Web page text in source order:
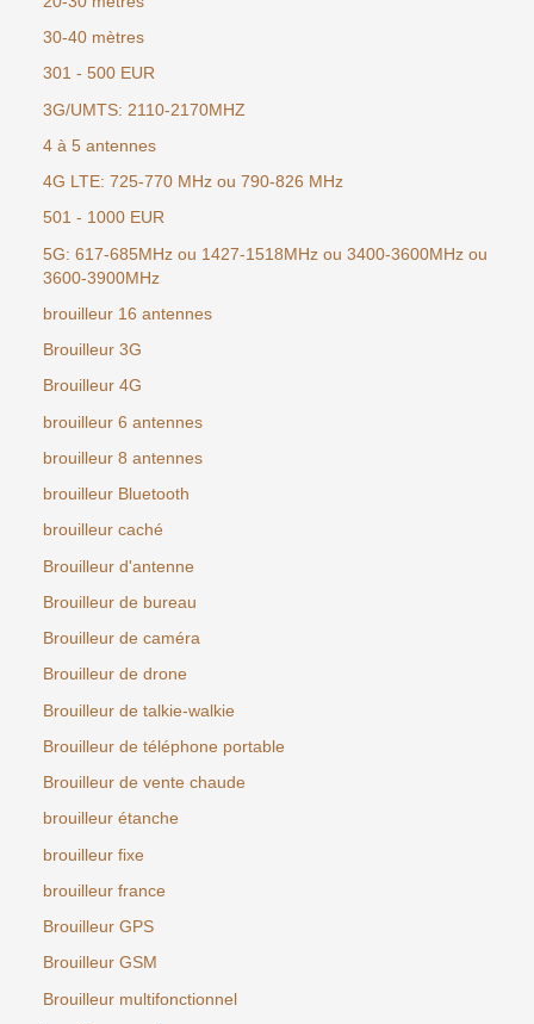
30-40 mètres
301 - 500 EUR
3G/UMTS: 2110-2170MHZ
4 à 5 antennes
4G LTE: 725-770 MHz ou 790-826 MHz
501 - 1000 EUR
5G: 617-685MHz ou 1427-1518MHz ou 3400-3600MHz ou
3600-3900MHz
brouilleur 16 antennes
Brouilleur 3G
Brouilleur 4G
brouilleur 6 antennes
brouilleur 8 antennes
brouilleur Bluetooth
brouilleur caché
Brouilleur d'antenne
Brouilleur de bureau
Brouilleur de caméra
Brouilleur de drone
Brouilleur de talkie-walkie
Brouilleur de téléphone portable
Brouilleur de vente chaude
brouilleur étanche
brouilleur fixe
brouilleur france
Brouilleur GPS
Brouilleur GSM
Brouilleur multifonctionnel